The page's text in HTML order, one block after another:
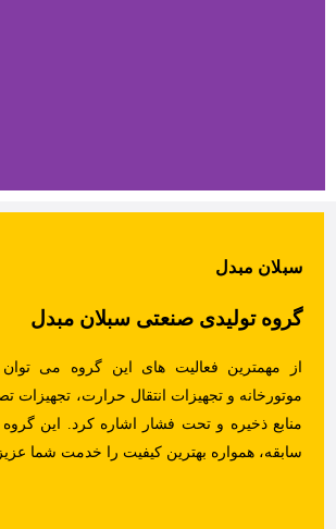
سبلان مبدل
گروه تولیدی صنعتی سبلان مبدل
از مهمترین فعالیت های این گروه می توان
موتورخانه و تجهیزات انتقال حرارت، تجهیزات
سابقه، همواره بهترین کیفیت را خدمت شما